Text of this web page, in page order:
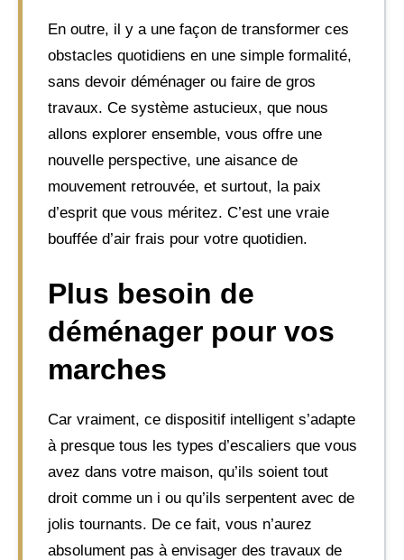
En outre, il y a une façon de transformer ces
obstacles quotidiens en une simple formalité,
sans devoir déménager ou faire de gros
travaux. Ce système astucieux, que nous
allons explorer ensemble, vous offre une
nouvelle perspective, une aisance de
mouvement retrouvée, et surtout, la paix
d’esprit que vous méritez. C’est une vraie
bouffée d’air frais pour votre quotidien.
Plus besoin de
déménager pour vos
marches
Car vraiment, ce dispositif intelligent s’adapte
à presque tous les types d’escaliers que vous
avez dans votre maison, qu’ils soient tout
droit comme un i ou qu’ils serpentent avec de
jolis tournants. De ce fait, vous n’aurez
absolument pas à envisager des travaux de